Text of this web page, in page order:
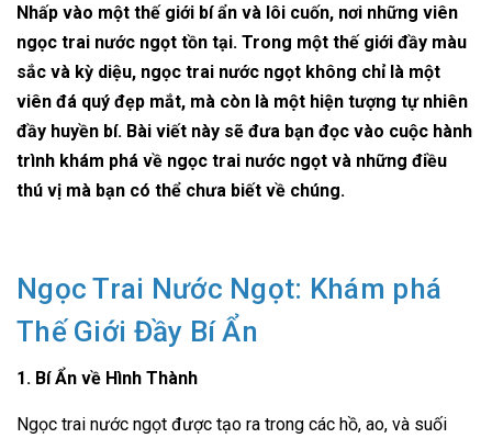
Nhấp vào một thế giới bí ẩn và lôi cuốn, nơi những viên
ngọc trai nước ngọt tồn tại. Trong một thế giới đầy màu
sắc và kỳ diệu, ngọc trai nước ngọt không chỉ là một
viên đá quý đẹp mắt, mà còn là một hiện tượng tự nhiên
đầy huyền bí. Bài viết này sẽ đưa bạn đọc vào cuộc hành
trình khám phá về ngọc trai nước ngọt và những điều
thú vị mà bạn có thể chưa biết về chúng.
Ngọc Trai Nước Ngọt: Khám phá
Thế Giới Đầy Bí Ẩn
1. Bí Ẩn về Hình Thành
Ngọc trai nước ngọt được tạo ra trong các hồ, ao, và suối